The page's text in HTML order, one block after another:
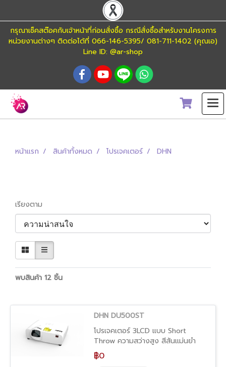
กรุณาเช็คสต๊อคกับเจ้าหน้าที่ก่อนสั่งซื้อ กรณีสั่งซื้อสำหรับงานโครงการ
หน่วยงานต่างๆ ติดต่อได้ที่ 066-146-5395/ 081-711-1402 (คุณเอ)
Line ID: @ar-shop
หน้าแรก สินค้าทั้งหมด โปรเจคเตอร์ DHN
เรียงตาม
พบสินค้า 12 ชิ้น
DHN DU500ST
โปรเจคเตอร์ 3LCD แบบ Short
Throw ความสว่างสูง สีสันแม่นยำ
เหมาะกับงานติดตั้งเชิงวิศวกรรมหรือ
ระบบภาพคุณภาพ
฿0